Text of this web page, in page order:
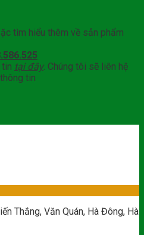
tìm hiểu thêm về sản phẩm
tại đây. Chúng tôi sẽ liên hệ
tin
Thắng, Văn Quán, Hà Đông, Hà